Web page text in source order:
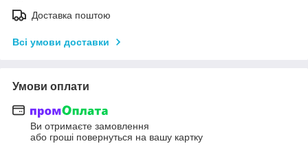
Доставка поштою
Всі умови доставки
Умови оплати
Ви отримаєте замовлення
або гроші повернуться на вашу картку